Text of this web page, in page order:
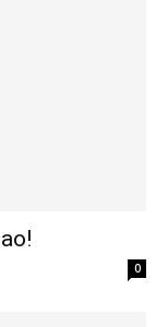
0